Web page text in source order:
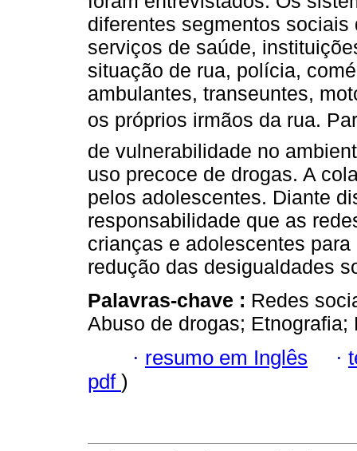
diferentes segmentos
serviços de saúde,
situação de rua, polícia,
ambulantes, transeuntes,
os próprios irmãos da rua.
de vulnerabilidade no
uso precoce de drogas. A
pelos adolescentes. Diante
responsabilidade que as
crianças e adolescentes
redução das desigualdades
Palavras-chave : Redes
Abuso de drogas;
· resumo em Inglês ·
pdf )